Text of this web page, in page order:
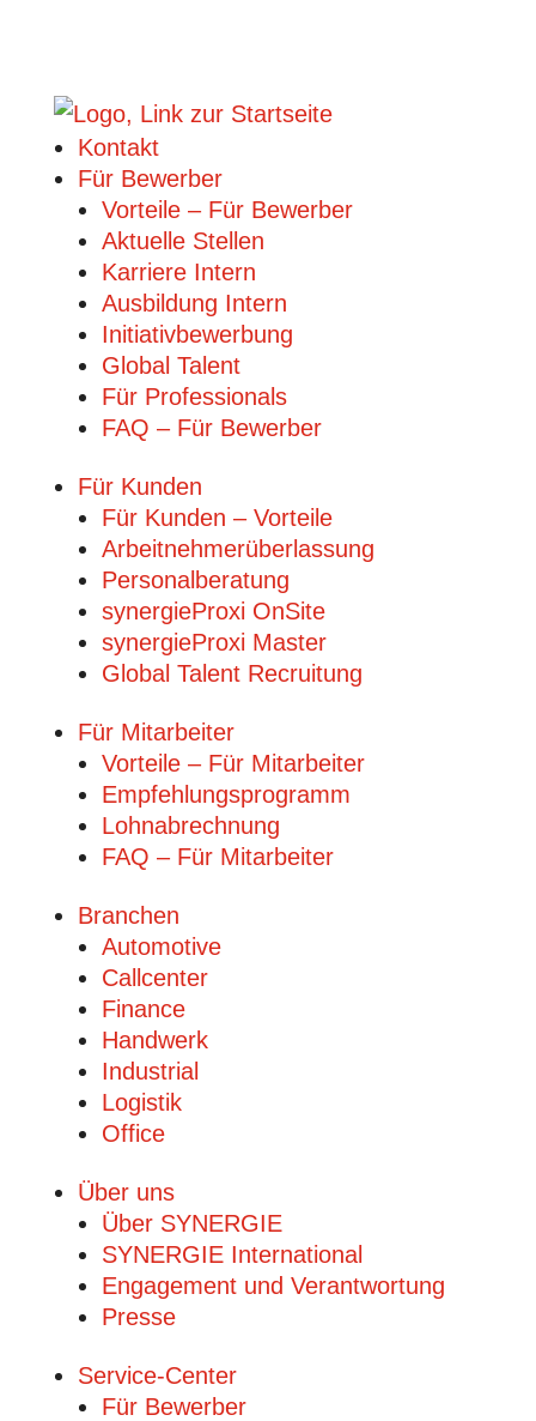
Kontakt
Für Bewerber
Vorteile – Für Bewerber
Aktuelle Stellen
Karriere Intern
Ausbildung Intern
Initiativbewerbung
Global Talent
Für Professionals
FAQ – Für Bewerber
Für Kunden
Für Kunden – Vorteile
Arbeitnehmerüberlassung
Personalberatung
synergieProxi OnSite
synergieProxi Master
Global Talent Recruitung
Für Mitarbeiter
Vorteile – Für Mitarbeiter
Empfehlungsprogramm
Lohnabrechnung
FAQ – Für Mitarbeiter
Branchen
Automotive
Callcenter
Finance
Handwerk
Industrial
Logistik
Office
Über uns
Über SYNERGIE
SYNERGIE International
Engage­ment und Verantwor­tung
Presse
Service-Center
Für Bewerber